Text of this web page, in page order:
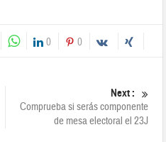
0 0
Next :
Comprueba si serás componente
de mesa electoral el 23J